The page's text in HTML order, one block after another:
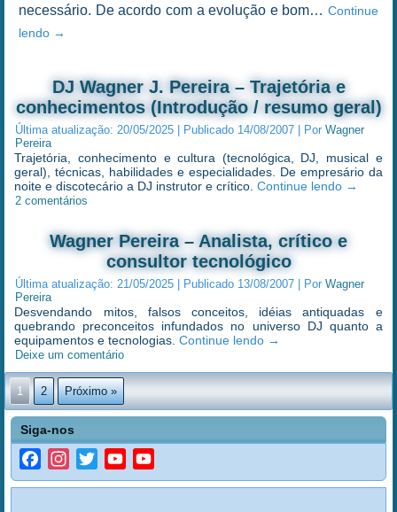
necessário. De acordo com a evolução e bom… Continue
lendo →
DJ Wagner J. Pereira – Trajetória e
conhecimentos (Introdução / resumo geral)
Última atualização: 20/05/2025 Publicado 14/08/2007 Por Wagner
Pereira
Trajetória, conhecimento e cultura (tecnológica, DJ, musical e
geral), técnicas, habilidades e especialidades. De empresário da
noite e discotecário a DJ instrutor e crítico.Continue lendo →
2 comentários
Wagner Pereira – Analista, crítico e
consultor tecnológico
Última atualização: 21/05/2025 Publicado 13/08/2007 Por Wagner
Pereira
Desvendando mitos, falsos conceitos, idéias antiquadas e
quebrando preconceitos infundados no universo DJ quanto a
equipamentos e tecnologias.Continue lendo →
Deixe um comentário
1 2 Próximo »
Siga-nos
FacebookInstagramTwitterYouTube
Channel